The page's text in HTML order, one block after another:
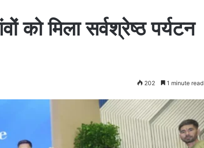
को मिला सर्वश्रेष्ठ पर्यटन
202 1 minute read